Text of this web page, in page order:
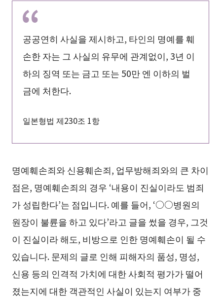
공공연히 사실을 제시하고, 타인의 명예를 훼
손한 자는 그 사실의 유무에 관계없이, 3년 이
하의 징역 또는 금고 또는 50만 엔 이하의 벌
금에 처한다.
일본형법 제230조 1항
명예훼손죄와 신용훼손죄, 업무방해죄와의 큰 차이
점은, 명예훼손죄의 경우 ‘내용이 진실이라도 범죄
가 성립한다’는 점입니다. 예를 들어, ‘○○병원의
원장이 불륜을 하고 있다’라고 글을 썼을 경우, 그것
이 진실이라 해도, 비방으로 인한 명예훼손이 될 수
있습니다. 문제의 글로 인해 피해자의 품성, 명성,
신용 등의 인격적 가치에 대한 사회적 평가가 떨어
졌는지에 대한 객관적인 사실이 있는지 여부가 중